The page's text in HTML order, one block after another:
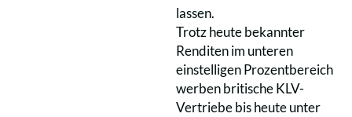
lassen.
Trotz heute bekannter
Renditen im unteren
einstelligen Prozentbereich
werben britische KLV-
Vertriebe bis heute unter